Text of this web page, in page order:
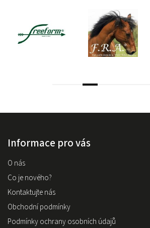
Informace pro vás
O nás
Co je nového?
Kontaktujte nás
Obchodní podmínky
Podmínky ochrany osobních údajů